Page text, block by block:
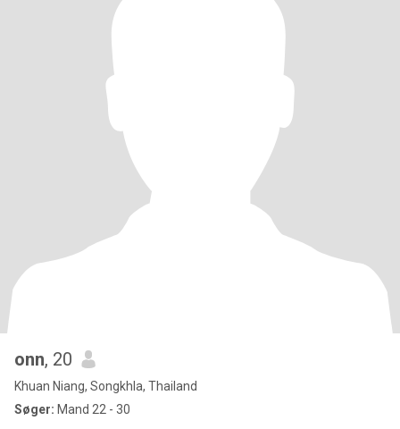
onn, 20
Khuan Niang, Songkhla, Thailand
Søger: Mand 22 - 30